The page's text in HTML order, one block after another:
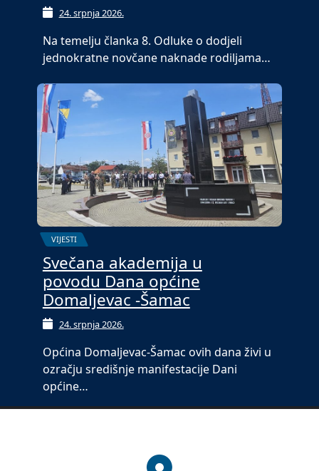
24. srpnja 2026.
Na temelju članka 8. Odluke o dodjeli
jednokratne novčane naknade rodiljama…
VIJESTI
Svečana akademija u
povodu Dana općine
Domaljevac -Šamac
24. srpnja 2026.
Općina Domaljevac-Šamac ovih dana živi u
ozračju središnje manifestacije Dani
općine…